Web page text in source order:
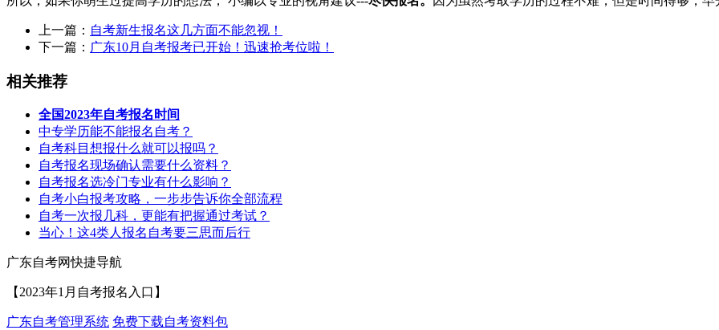
上一篇： 自考新生报名这几方面不能忽视！
下一篇： 广东10月自考报考已开始！迅速抢考位啦！
相关推荐
全国2023年自考报名时间
中专学历能不能报名自考？
自考科目想报什么就可以报吗？
自考报名现场确认需要什么资料？
自考报名选冷门专业有什么影响？
自考小白报考攻略，一步步告诉你全部流程
自考一次报几科，更能有把握通过考试？
当心！这4类人报名自考要三思而后行
广东自考网快捷导航
【2023年1月自考报名入口】
广东自考管理系统 免费下载自考资料包